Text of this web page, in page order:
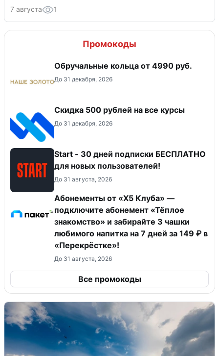
7 августа 1
Промокоды
Обручальные кольца от 4990 руб.
До 31 декабря, 2026
Скидка 500 рублей на все курсы
До 31 декабря, 2026
Start - 30 дней подписки БЕСПЛАТНО
для новых пользователей!
До 31 августа, 2026
Абонементы от «Х5 Клуба» —
подключите абонемент «Тёплое
знакомство» и забирайте 3 чашки
любимого напитка на 7 дней за 149 ₽ в
«Перекрёстке»!
До 31 августа, 2026
Все промокоды